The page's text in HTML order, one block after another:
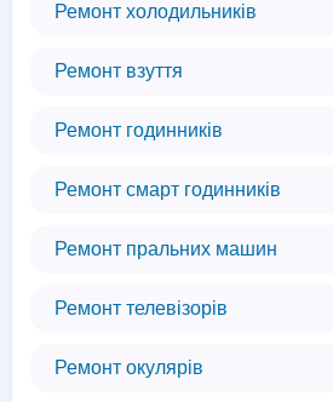
Ремонт холодильників
Ремонт взуття
Ремонт годинників
Ремонт смарт годинників
Ремонт пральних машин
Ремонт телевізорів
Ремонт окулярів